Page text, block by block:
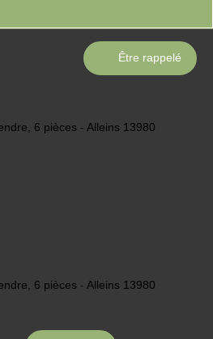
Être rappelé